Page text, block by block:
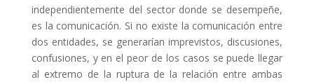
independientemente del sector donde se desempeñe,
es la comunicación. Si no existe la comunicación entre
dos entidades, se generarían imprevistos, discusiones,
confusiones, y en el peor de los casos se puede llegar
al extremo de la ruptura de la relación entre ambas